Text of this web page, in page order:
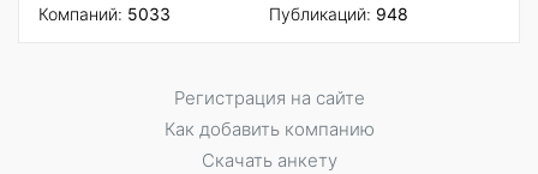
Компаний: 5033
Публикаций: 948
Регистрация на сайте
Как добавить компанию
Скачать анкету